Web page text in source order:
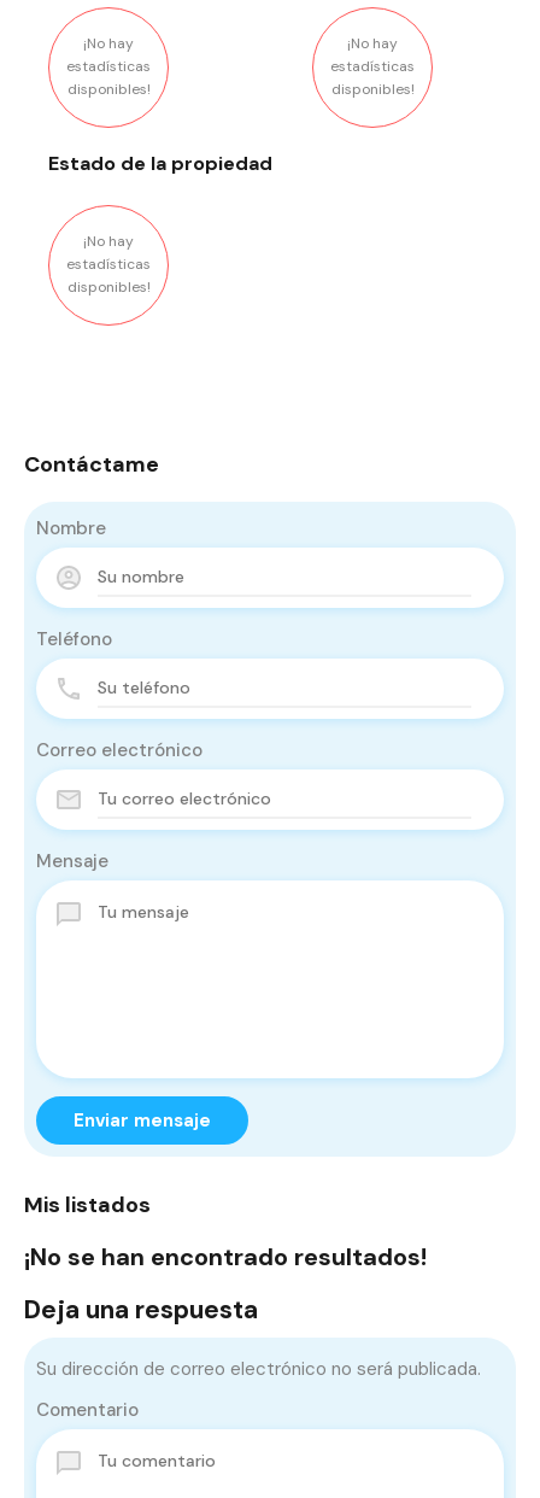
¡No hay
estadísticas
disponibles!
¡No hay
estadísticas
disponibles!
Estado de la propiedad
¡No hay
estadísticas
disponibles!
Contáctame
Nombre
Teléfono
Correo electrónico
Mensaje
Enviar mensaje
Mis listados
¡No se han encontrado resultados!
Deja una respuesta
Su dirección de correo electrónico no será publicada.
Comentario